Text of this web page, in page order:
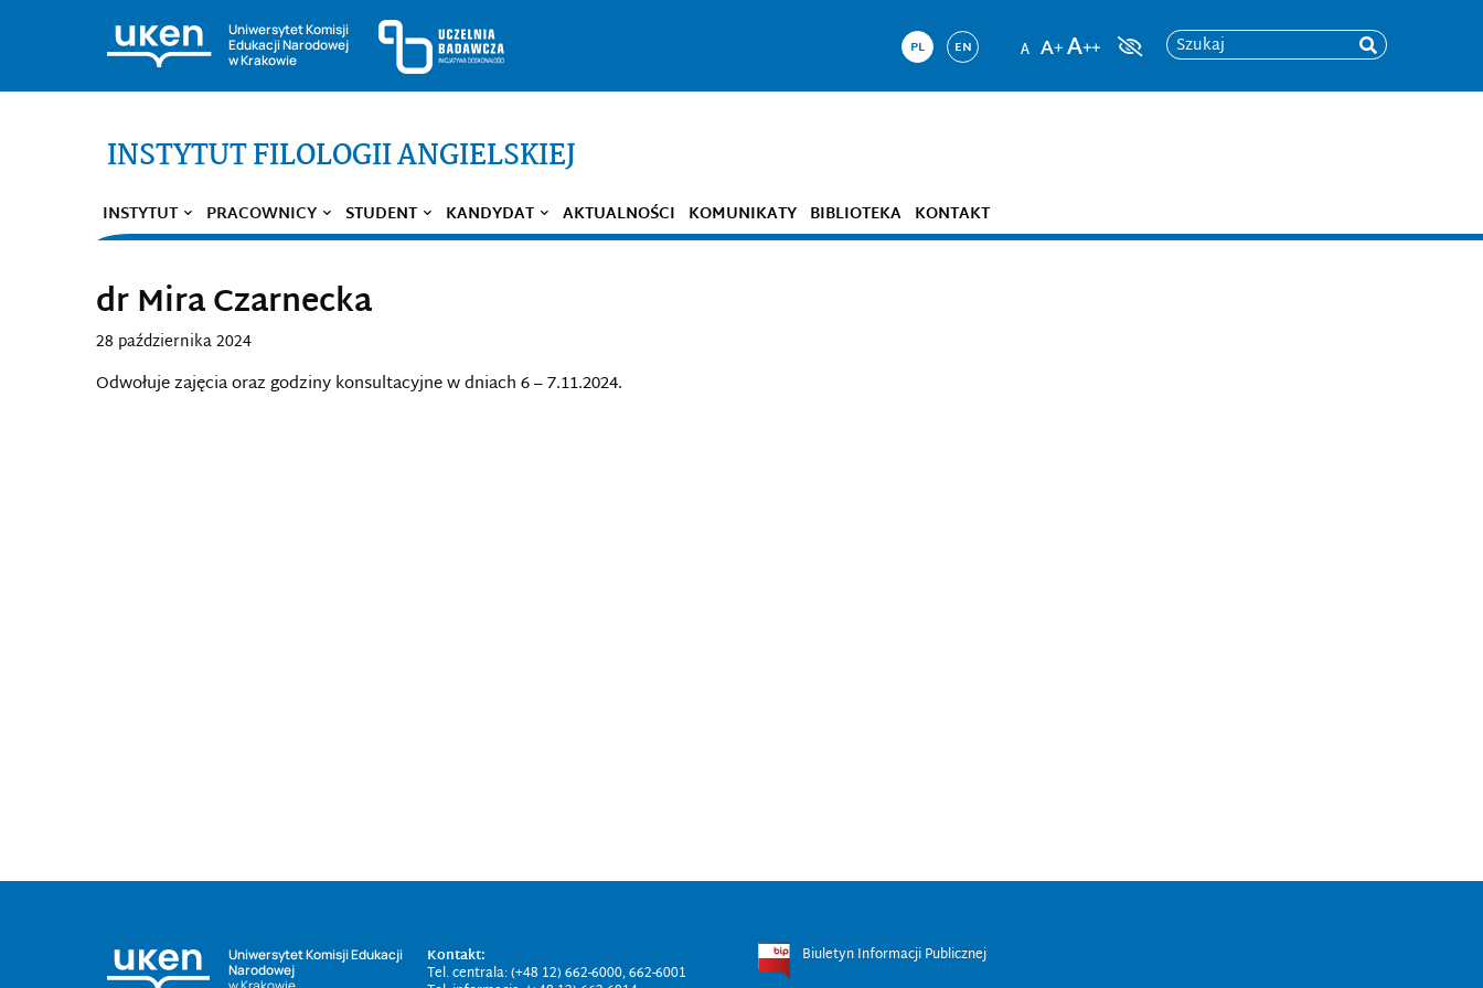
Uniwersytet Komisji
Edukacji Narodowej
w Krakowie
PL EN Szukaj
INSTYTUT FILOLOGII ANGIELSKIEJ
INSTYTUT PRACOWNICY STUDENT KANDYDAT AKTUALNOŚCI KOMUNIKATY BIBLIOTEKA KONTAKT
dr Mira Czarnecka
28 października 2024
Odwołuje zajęcia oraz godziny konsultacyjne w dniach 6 – 7.11.2024.
Uniwersytet Komisji Edukacji
Narodowej
Kontakt:
Tel. centrala: (+48 12) 662-6000, 662-6001
Biuletyn Informacji Publicznej